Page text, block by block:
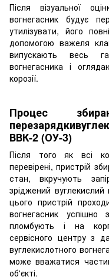
Після візуальної
вогнегасник будує
утилізувати, його
допомогою важеля
випускають весь
вогнегасника і
корозії.
Процес
ВВК-2 (ОУ-3)
Після того як всі
перевірені, пристрій
стан, вкручують
зріджений
цього пристрій
вогнегасник успішно
пломбують і на
сервісного центру з
вуглекислотного
може вважатися
об'єкті.